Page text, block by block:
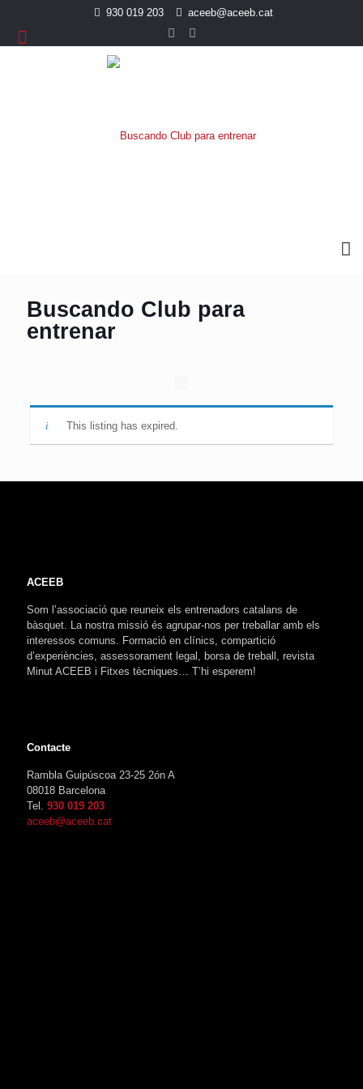
930 019 203 aceeb@aceeb.cat
Buscando Club para
entrenar
This listing has expired.
ACEEB
Som l’associació que reuneix els entrenadors catalans de
bàsquet. La nostra missió és agrupar-nos per treballar amb els
interessos comuns. Formació en clínics, compartició
d’experiències, assessorament legal, borsa de treball, revista
Minut ACEEB i Fitxes tècniques… T’hi esperem!
Contacte
Rambla Guipúscoa 23-25 2ón A
08018 Barcelona
Tel. 930 019 203
aceeb@aceeb.cat